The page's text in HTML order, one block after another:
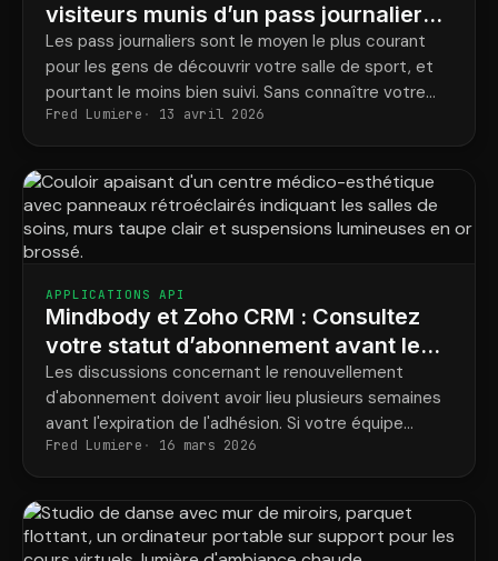
visiteurs munis d’un pass journalier
deviennent réellement membres ?
Les pass journaliers sont le moyen le plus courant
pour les gens de découvrir votre salle de sport, et
pourtant le moins bien suivi. Sans connaître votre
taux de conversion, impossible de l'améliorer.
Fred Lumiere 13 avril 2026
APPLICATIONS API
Mindbody et Zoho CRM : Consultez
votre statut d’abonnement avant le
renouvellement
Les discussions concernant le renouvellement
d'abonnement doivent avoir lieu plusieurs semaines
avant l'expiration de l'adhésion. Si votre équipe
commerciale n'a accès aux données des
abonnements qu'à la fin du mois, il est déjà trop tard
pour en discuter.
Fred Lumiere 16 mars 2026